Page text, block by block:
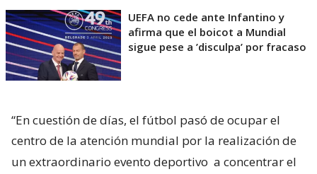
UEFA no cede ante Infantino y
afirma que el boicot a Mundial
sigue pese a ’disculpa’ por fracaso
“En cuestión de días, el fútbol pasó de ocupar el
centro de la atención mundial por la realización de
un extraordinario evento deportivo a concentrar el